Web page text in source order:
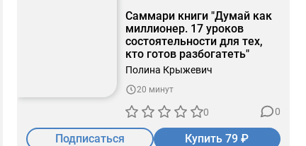
Саммари книги "Думай как
миллионер. 17 уроков
состоятельности для тех,
кто готов разбогатеть"
Полина Крыжевич
20 минут
0 0
Подписаться Купить 79 ₽